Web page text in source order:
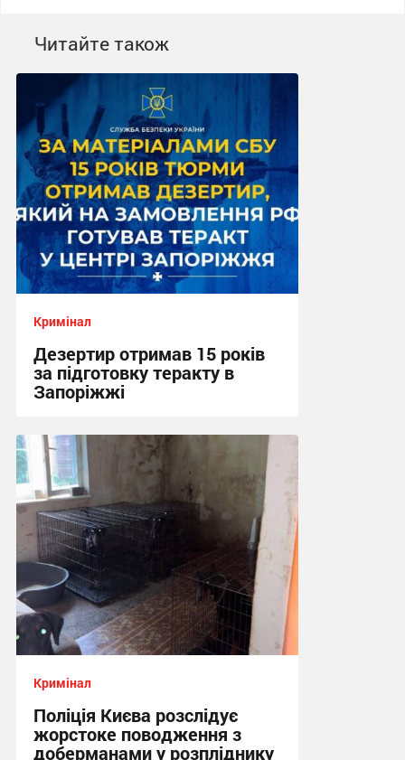
Читайте також
Кримінал
Дезертир отримав 15 років
за підготовку теракту в
Запоріжжі
16:11 вчора
Кримінал
Поліція Києва розслідує
жорстоке поводження з
доберманами у розпліднику